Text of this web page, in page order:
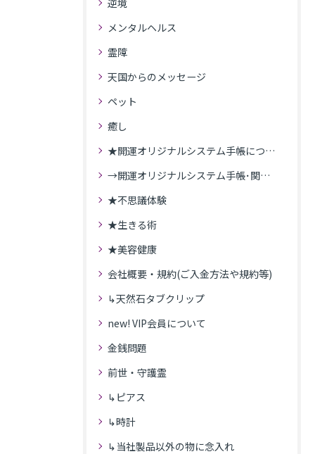
逆境
メンタルヘルス
霊障
天国からのメッセージ
ペット
癒し
★開運オリジナルシステム手帳について
→開運オリジナルシステム手帳･関連記事
★不思議体験
★生きる術
★美容健康
会社概要・規約(ご入金方法や規約等)
↳天然石タブクリップ
new! VIP会員について
金銭問題
前世・守護霊
↳ピアス
↳時計
↳当社製品以外の物に念入れ